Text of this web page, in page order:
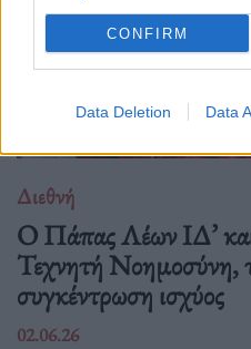
CONFIRM
Data Deletion Data
Διεθνή
Ο Πάπας Λέων ΙΔ’ και
Τεχνητή Νοημοσύνη,
συγκέντρωση ισχύος
02.06.26